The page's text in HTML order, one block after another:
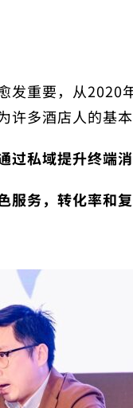
重要，从2020
多酒店人的基本
私域提升终端
务，转化率和